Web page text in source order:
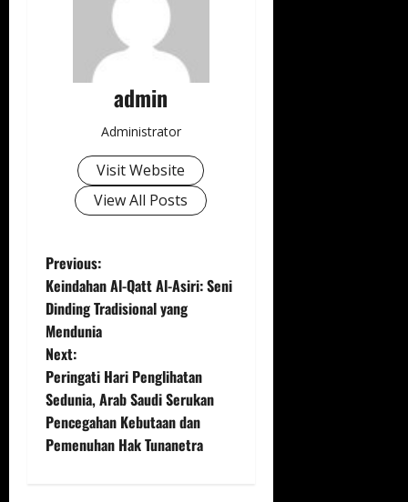
admin
Administrator
Visit Website
View All Posts
P
o
s
t
n
a
Previous:
Keindahan Al-Qatt Al-Asiri: Seni
Dinding Tradisional yang
Mendunia
Next:
Peringati Hari Penglihatan
Sedunia, Arab Saudi Serukan
Pencegahan Kebutaan dan
Pemenuhan Hak Tunanetra